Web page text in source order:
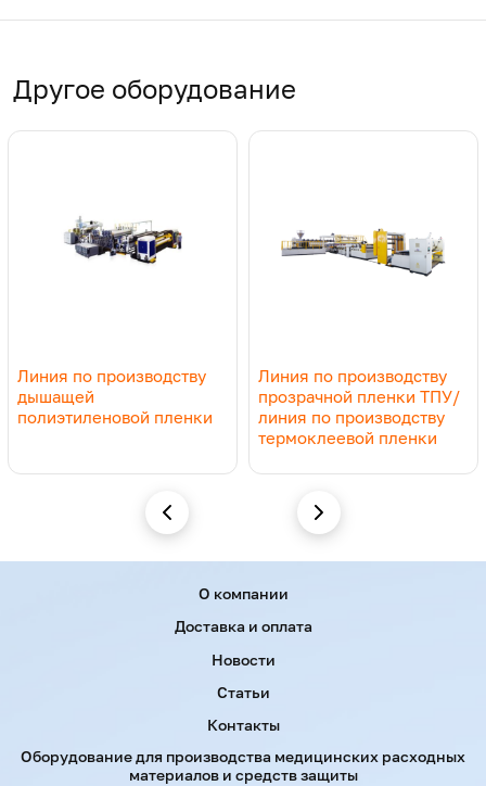
Другое оборудование
Линия по производству
дышащей
полиэтиленовой пленки
Линия по производству
прозрачной пленки ТПУ/
линия по производству
термоклеевой пленки
Оборудование для производства медицинских расходных
материалов и средств защиты
О компании
Доставка и оплата
Новости
Статьи
Контакты